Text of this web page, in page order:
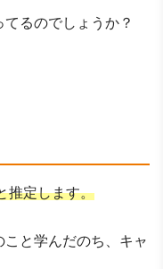
るのでしょうか？
推定します。
と学んだのち、キャ